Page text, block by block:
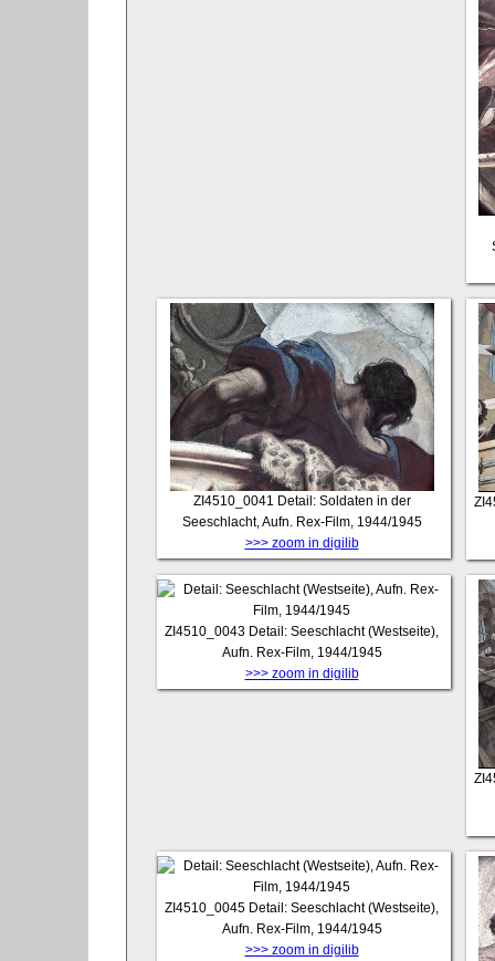
ZI4510_0041 Detail: Soldaten in der
Seeschlacht, Aufn. Rex-Film, 1944/1945
>>> zoom in digilib
ZI4510_0043 Detail: Seeschlacht (Westseite),
Aufn. Rex-Film, 1944/1945
>>> zoom in digilib
ZI4510_0045 Detail: Seeschlacht (Westseite),
Aufn. Rex-Film, 1944/1945
>>> zoom in digilib